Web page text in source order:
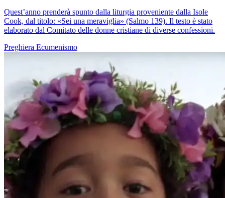
Quest’anno prenderà spunto dalla liturgia proveniente dalla Isole
Cook, dal titolo: «Sei una meraviglia» (Salmo 139). Il testo è stato
elaborato dal Comitato delle donne cristiane di diverse confessioni.
Preghiera Ecumenismo